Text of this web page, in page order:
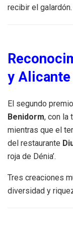
recibir el galardón.
y Alicante
El segundo
Benidorm, con la
mientras que el
del restaurante
roja de Dénia’.
Tres creaciones
diversidad y